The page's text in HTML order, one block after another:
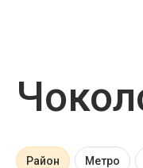
Район Метро